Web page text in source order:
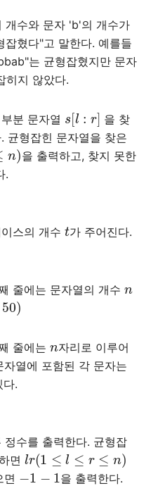
개수와 문자 'b'의 개수가
잡혔다"고 말한다. 예를들
는 균형잡혔지만 문자
히지 않았다.
분 문자열 [l
을 찾
균형잡힌 문자열을 찾은
을 출력하고, 찾지 못한
.
스의 개수 t가 주어진다.
줄에는 문자열의 개수
)
줄에는
자리로 이루어
열에 포함된 각 문자는
.
수를 출력한다. 균형잡
면 lr(1≤ ≤ r≤ n)
면 −1−1 을 출력한다.